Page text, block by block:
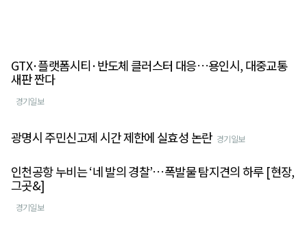
GTX·플랫폼시티·반도체 클러스터 대응…용인시, 대중교통
새판 짠다
경기일보
광명시 주민신고제 시간 제한에 실효성 논란 경기일보
인천공항 누비는 ‘네 발의 경찰’…폭발물 탐지견의 하루 [현장,
그곳&]
경기일보